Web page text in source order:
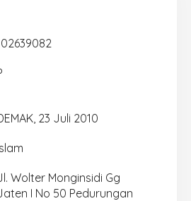
23 Juli 2010
Wolter Monginsidi Gg
I No 50 Pedurungan